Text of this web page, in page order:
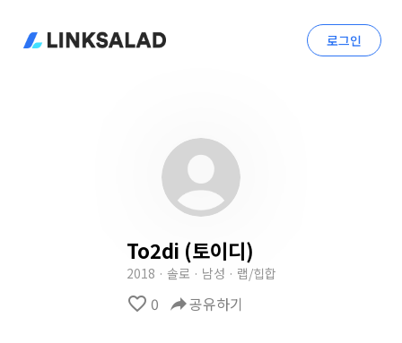
로그인
To2di (토이디)
2018 · 솔로 · 남성 · 랩/힙합
favorite_border 0 reply공유하기